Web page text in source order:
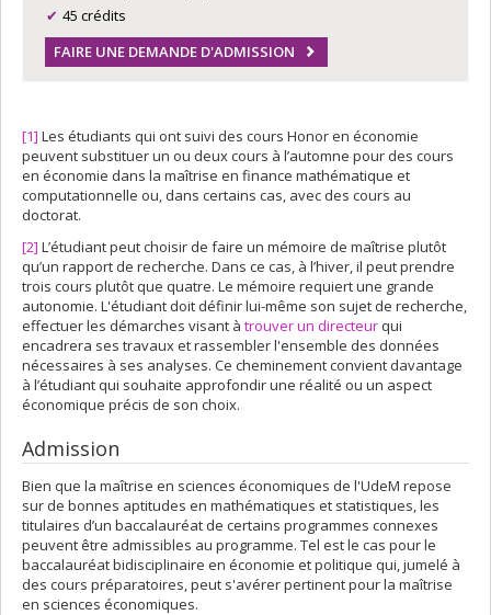
45 crédits
FAIRE UNE DEMANDE D'ADMISSION
[1] Les étudiants qui ont suivi des cours Honor en économie
peuvent substituer un ou deux cours à l’automne pour des cours
en économie dans la maîtrise en finance mathématique et
computationnelle ou, dans certains cas, avec des cours au
doctorat.
[2] L’étudiant peut choisir de faire un mémoire de maîtrise plutôt
qu’un rapport de recherche. Dans ce cas, à l’hiver, il peut prendre
trois cours plutôt que quatre. Le mémoire requiert une grande
autonomie. L'étudiant doit définir lui-même son sujet de recherche,
effectuer les démarches visant à trouver un directeurqui
encadrera ses travaux et rassembler l'ensemble des données
nécessaires à ses analyses. Ce cheminement convient davantage
à l’étudiant qui souhaite approfondir une réalité ou un aspect
économique précis de son choix.
Admission
Bien que la maîtrise en sciences économiques de l'UdeM repose
sur de bonnes aptitudes en mathématiques et statistiques, les
titulaires d’un baccalauréat de certains programmes connexes
peuvent être admissibles au programme. Tel est le cas pour le
baccalauréat bidisciplinaire en économie et politique qui, jumelé à
des cours préparatoires, peut s'avérer pertinent pour la maîtrise
en sciences économiques.